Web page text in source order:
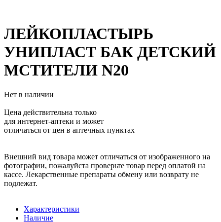
ЛЕЙКОПЛАСТЫРЬ
УНИПЛАСТ БАК ДЕТСКИЙ
МСТИТЕЛИ N20
Нет в наличии
Цена действительна только
для интернет-аптеки и может
отличаться от цен в аптечных пунктах
Внешний вид товара может отличаться от изображенного на
фотографии, пожалуйста проверьте товар перед оплатой на
кассе. Лекарственные препараты обмену или возврату не
подлежат.
Характеристики
Наличие